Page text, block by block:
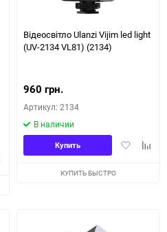
Відеосвітло Ulanzi Vijim led light
(UV-2134 VL81) (2134)
960 грн.
Артикул: 2134
В наличии
Добавить
Купить
КУПИТЬ БЫСТРО